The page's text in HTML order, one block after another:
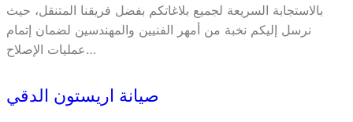
بالاستجابة السريعة لجميع بلاغاتكم بفضل فريقنا المتنقل، حيث
نرسل إليكم نخبة من أمهر الفنيين والمهندسين لضمان إتمام
عمليات الإصلاح…
صيانة اريستون الدقي